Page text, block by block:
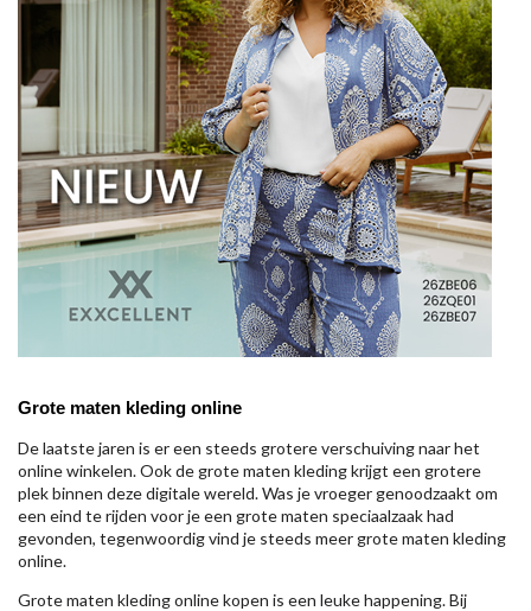
Grote maten kleding online
De laatste jaren is er een steeds grotere verschuiving naar het
online winkelen. Ook de grote maten kleding krijgt een grotere
plek binnen deze digitale wereld. Was je vroeger genoodzaakt om
een eind te rijden voor je een grote maten speciaalzaak had
gevonden, tegenwoordig vind je steeds meer grote maten kleding
online.
Grote maten kleding online kopen is een leuke happening. Bij